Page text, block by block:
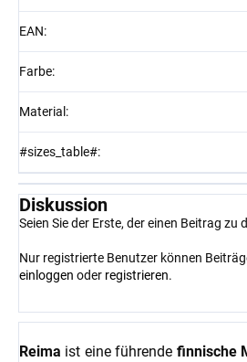
EAN:
Farbe:
Material :
#sizes_table#:
Diskussion
Seien Sie der Erste, der einen Beitrag zu
Nur registrierte Benutzer können
einloggen oder registrieren.
Reima ist eine führende finnische